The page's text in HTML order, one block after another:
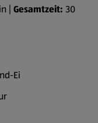
| Gesamtzeit: 30
Ei